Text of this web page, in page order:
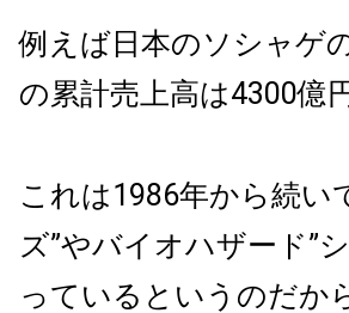
例えば日本のソシャゲ
の累計売上高は4300億
これは1986年から続い
ズ”やバイオハザード”
っているというのだか